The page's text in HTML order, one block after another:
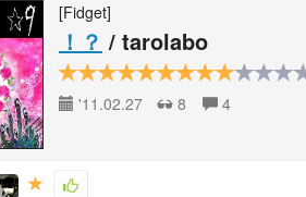
[Fidget]
！？ / tarolabo
'11.02.27 8 4